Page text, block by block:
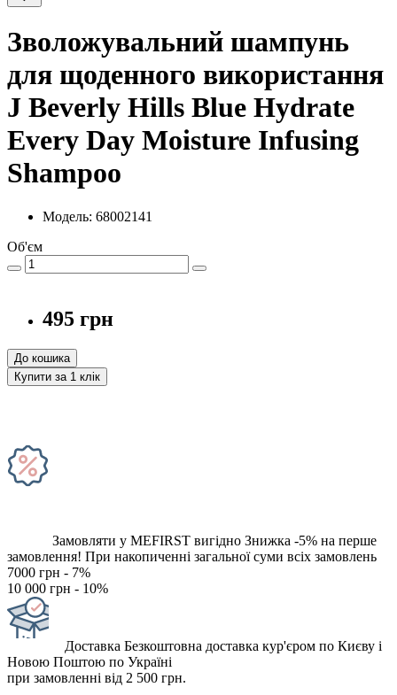
Зволожувальний шампунь
для щоденного використання
J Beverly Hills Blue Hydrate
Every Day Moisture Infusing
Shampoo
Модель: 68002141
Об'єм
495 грн
До кошика
Купити за 1 клiк
Замовляти у MEFIRST вигідно Знижка -5% на перше
замовлення! При накопиченні загальної суми всіх замовлень
7000 грн - 7%
10 000 грн - 10%
Доставка Безкоштовна доставка кур'єром по Києву і
Новою Поштою по Україні
при замовленні від 2 500 грн.